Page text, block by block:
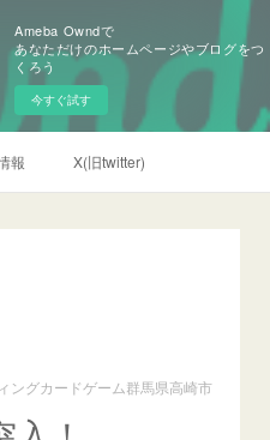
Ameba Owndで
あなただけのホームページやブログをつ
くろう
今すぐ試す
報 X(旧twitter)
ングカードゲーム群馬県高崎市